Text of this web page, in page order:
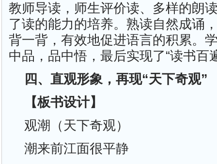
教师导读，师生评价读、多样的朗
了读的能力的培养。熟读自然成诵
背一背，有效地促进语言的积累。
中品，品中悟，最后实现了“读书百
四、直观形象，再现“天下奇观”
【板书设计】
观潮（天下奇观）
潮来前江面很平静